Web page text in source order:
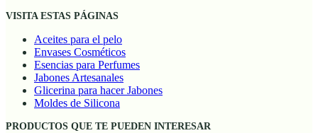
VISITA ESTAS PÁGINAS
Aceites para el pelo
Envases Cosméticos
Esencias para Perfumes
Jabones Artesanales
Glicerina para hacer Jabones
Moldes de Silicona
PRODUCTOS QUE TE PUEDEN INTERESAR